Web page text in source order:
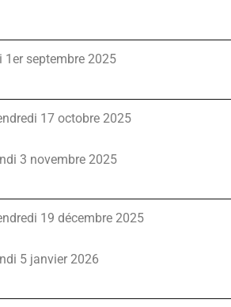
1er septembre 2025
17 octobre 2025
3 novembre 2025
19 décembre 2025
5 janvier 2026